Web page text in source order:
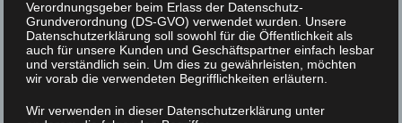
Verordnungsgeber beim Erlass der Datenschutz-
Grundverordnung (DS-GVO) verwendet wurden. Unsere
Datenschutzerklärung soll sowohl für die Öffentlichkeit als
auch für unsere Kunden und Geschäftspartner einfach lesbar
und verständlich sein. Um dies zu gewährleisten, möchten
wir vorab die verwendeten Begrifflichkeiten erläutern.
Wir verwenden in dieser Datenschutzerklärung unter